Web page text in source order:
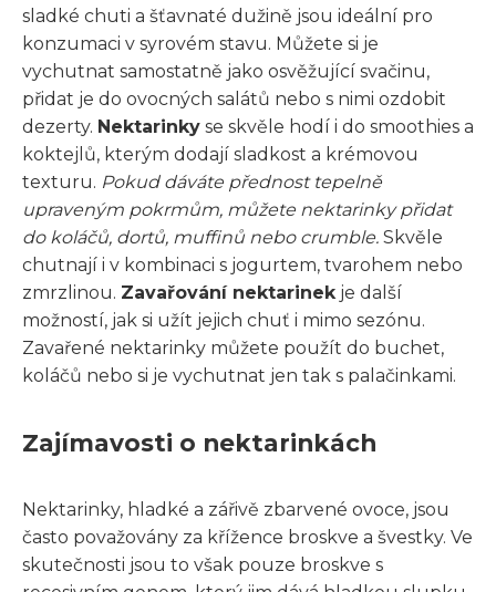
sladké chuti a šťavnaté dužině jsou ideální pro
konzumaci v syrovém stavu. Můžete si je
vychutnat samostatně jako osvěžující svačinu,
přidat je do ovocných salátů nebo s nimi ozdobit
dezerty. Nektarinky se skvěle hodí i do smoothies a
koktejlů, kterým dodají sladkost a krémovou
texturu. Pokud dáváte přednost tepelně
upraveným pokrmům, můžete nektarinky přidat
do koláčů, dortů, muffinů nebo crumble. Skvěle
chutnají i v kombinaci s jogurtem, tvarohem nebo
zmrzlinou. Zavařování nektarinek je další
možností, jak si užít jejich chuť i mimo sezónu.
Zavařené nektarinky můžete použít do buchet,
koláčů nebo si je vychutnat jen tak s palačinkami.
Zajímavosti o nektarinkách
Nektarinky, hladké a zářivě zbarvené ovoce, jsou
často považovány za křížence broskve a švestky. Ve
skutečnosti jsou to však pouze broskve s